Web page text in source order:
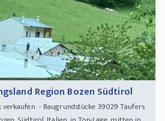
Region Bozen Südtirol
- Baugrundstücke 39029 Taufers